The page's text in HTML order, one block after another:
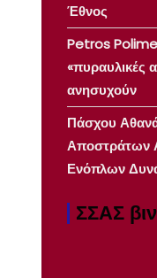
Έθνος
Petros
«πυραυλικές
ανησυχούν
Πάσχου
Αποστράτων
Ενόπλων
ΣΣΑΣ